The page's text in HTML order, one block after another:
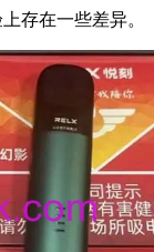
存在一些差异。‌‌